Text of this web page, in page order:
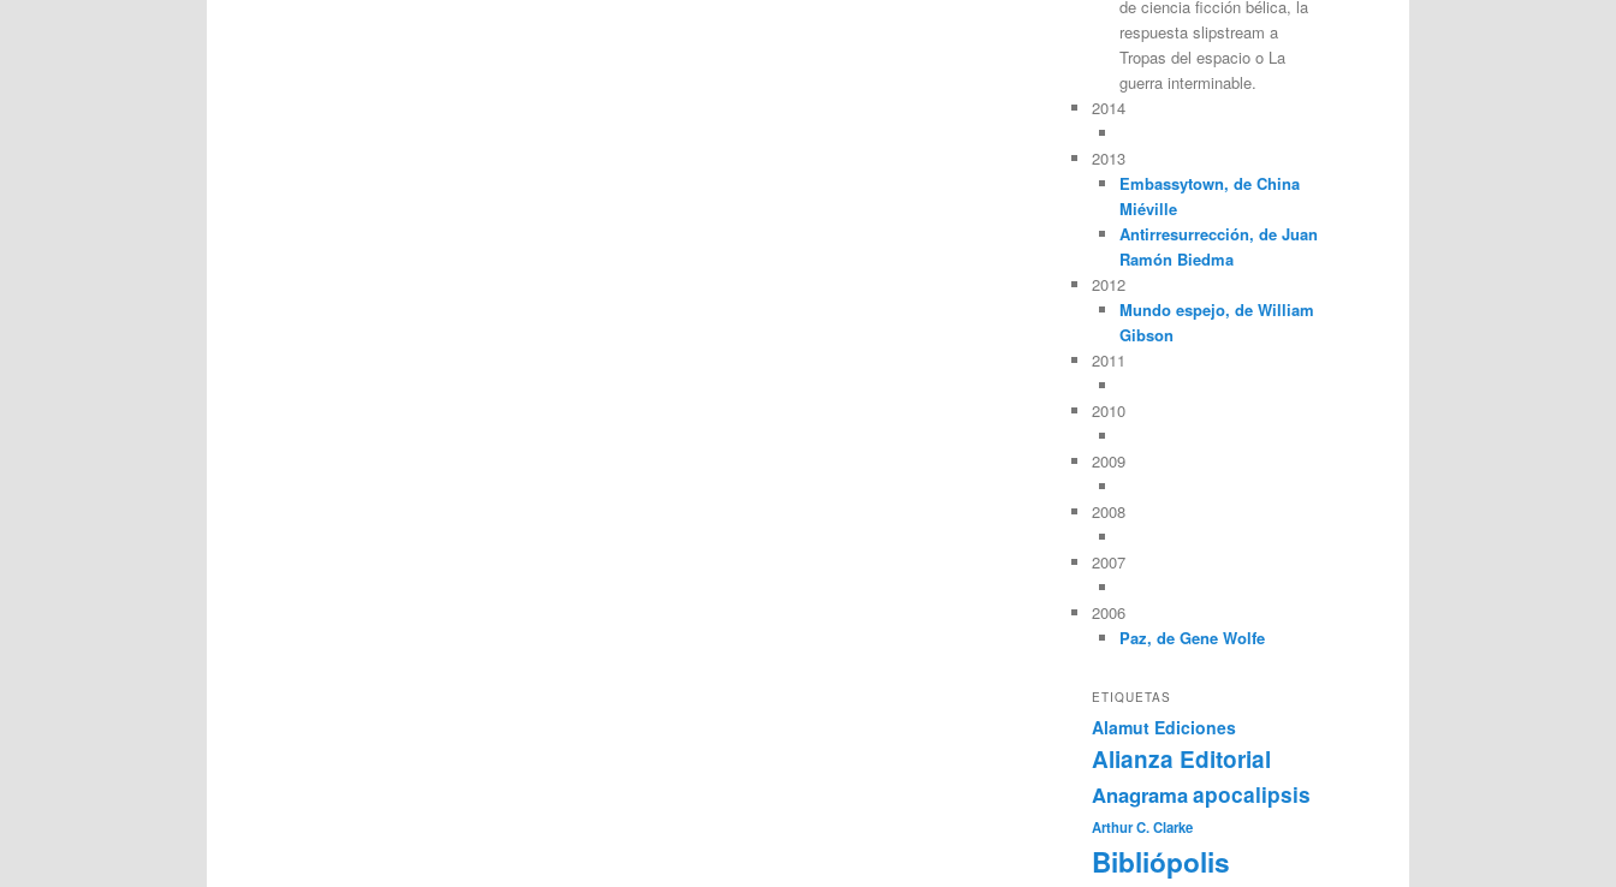
de ciencia ficción bélica, la
respuesta slipstream a
Tropas del espacio o La
guerra interminable.
2014
2013
Embassytown, de China
Miéville
Antirresurrección, de Juan
Ramón Biedma
2012
Mundo espejo, de William
Gibson
2011
2010
2009
2008
2007
2006
Paz, de Gene Wolfe
ETIQUETAS
Alamut Ediciones
Alianza Editorial
Anagramaapocalipsis
Arthur C. Clarke
Bibliópolis